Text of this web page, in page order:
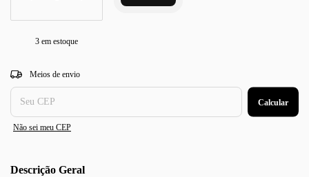
3 em estoque
Entregas para o CEP:
Meios de envio
Calcular
Não sei meu CEP
Descrição